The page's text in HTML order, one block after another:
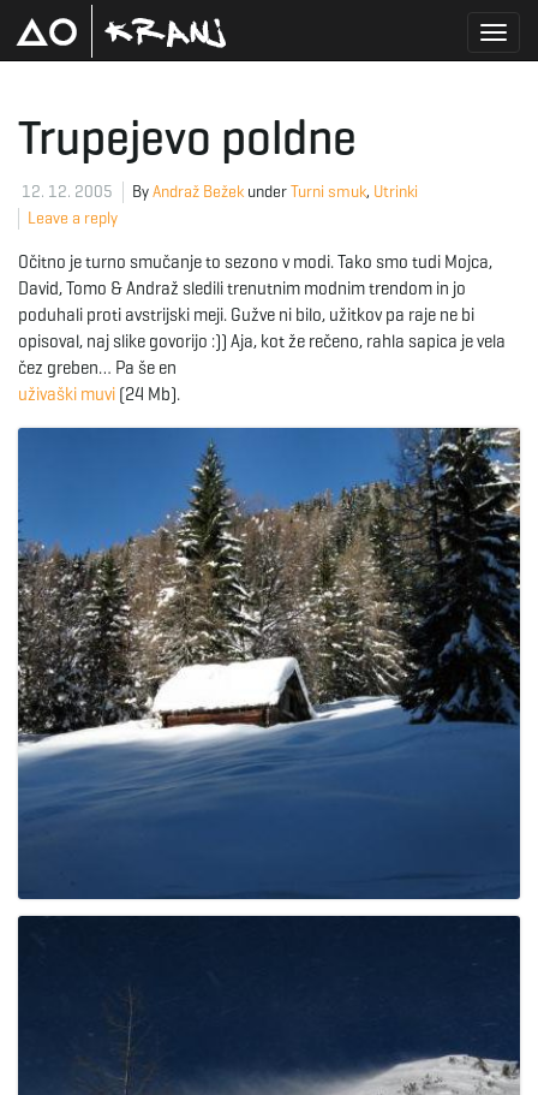
l
e
n
Trupejevo poldne
12. 12. 2005 ByAndraž Bežek underTurni smuk, Utrinki
Leave a reply
Očitno je turno smučanje to sezono v modi. Tako smo tudi Mojca,
David, Tomo & Andraž sledili trenutnim modnim trendom in jo
poduhali proti avstrijski meji. Gužve ni bilo, užitkov pa raje ne bi
opisoval, naj slike govorijo :)) Aja, kot že rečeno, rahla sapica je vela
čez greben… Pa še en
uživaški muvi (24 Mb).